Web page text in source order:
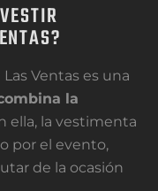
Ventas es una
la
ella, la vestimenta
por el evento,
de la ocasión